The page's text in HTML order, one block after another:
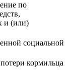
по
и (или)
социальной
кормильца